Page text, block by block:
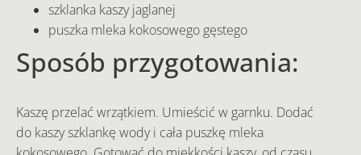
szklanka kaszy jaglanej
puszka mleka kokosowego gęstego
Sposób przygotowania:
Kaszę przelać wrzątkiem. Umieścić w garnku. Dodać
do kaszy szklankę wody i cała puszkę mleka